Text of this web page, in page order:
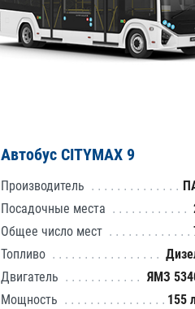
Автобус CITYMAX 9
Производитель
Посадочные места
Общее число мест
Топливо
Двигатель
ЯМЗ
Мощность
155